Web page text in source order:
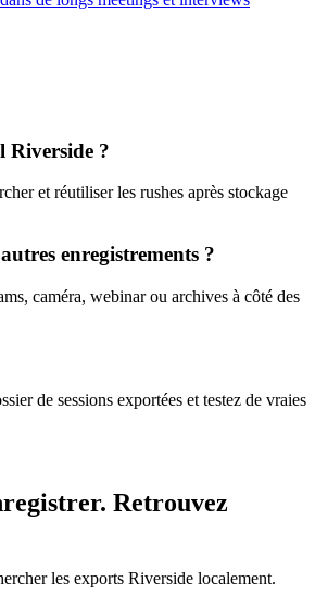
Riverside ?
et réutiliser les rushes après stockage
enregistrements ?
caméra, webinar ou archives à côté des
de sessions exportées et testez de vraies
Retrouvez
les exports Riverside localement.